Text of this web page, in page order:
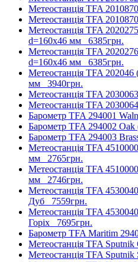
Метеостанція TFA
Метеостанція TFA
Метеостанція TFA
d=160х46 мм 6385грн.
Метеостанція TFA
d=160х46 мм 6385грн.
Метеостанція TFA 202046
мм 3940грн.
Метеостанція TFA
Метеостанція TFA
Барометр TFA 294001
Барометр TFA 294002
Барометр TFA 294003
Метеостанція TFA
мм 2765грн.
Метеостанція TFA
мм 2746грн.
Метеостанція TFA
Дуб 7559грн.
Метеостанція TFA
Горіх 7695грн.
Барометр TFA Maritim
Метеостанція TFA
Метеостанція TFA